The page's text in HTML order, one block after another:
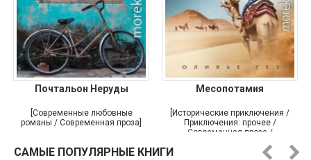
Почтальон Неруды
[Современные любовные
романы / Современная проза]
Месопотамия
[Исторические приключения /
Приключения: прочее /
Современная проза /
САМЫЕ ПОПУЛЯРНЫЕ КНИГИ